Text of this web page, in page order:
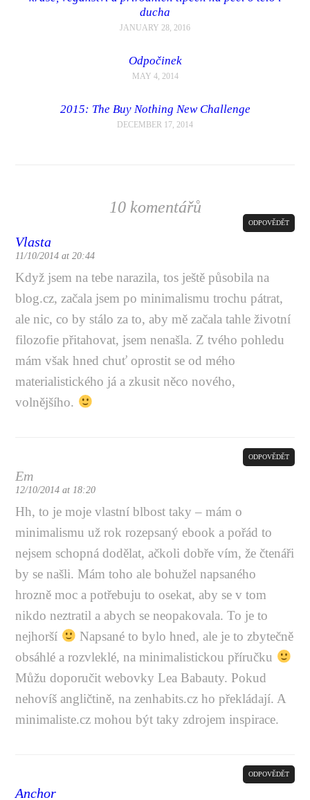
ducha
JANUARY 28, 2016
Odpočinek
MAY 4, 2014
2015: The Buy Nothing New Challenge
DECEMBER 17, 2014
10 komentářů
Vlasta
11/10/2014 at 20:44
ODPOVĚDĚT
Když jsem na tebe narazila, tos ještě působila na
blog.cz, začala jsem po minimalismu trochu pátrat,
ale nic, co by stálo za to, aby mě začala tahle životní
filozofie přitahovat, jsem nenašla. Z tvého pohledu
mám však hned chuť oprostit se od mého
materialistického já a zkusit něco nového,
volnějšího.
Em
12/10/2014 at 18:20
ODPOVĚDĚT
Hh, to je moje vlastní blbost taky – mám o
minimalismu už rok rozepsaný ebook a pořád to
nejsem schopná dodělat, ačkoli dobře vím, že čtenáři
by se našli. Mám toho ale bohužel napsaného
hrozně moc a potřebuju to osekat, aby se v tom
nikdo neztratil a abych se neopakovala. To je to
nejhorší
Napsané to bylo hned, ale je to zbytečně
obsáhlé a rozvleklé, na minimalistickou příručku
Můžu doporučit webovky Lea Babauty. Pokud
nehovíš angličtině, na zenhabits.cz ho překládají. A
minimaliste.cz mohou být taky zdrojem inspirace.
Anchor
ODPOVĚDĚT